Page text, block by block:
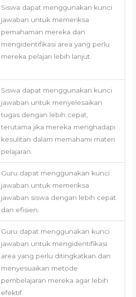
Siswa dapat menggunakan kunci
jawaban untuk memeriksa
pemahaman mereka dan
mengidentifikasi area yang perlu
mereka pelajari lebih lanjut.
Siswa dapat menggunakan kunci
jawaban untuk menyelesaikan
tugas dengan lebih cepat,
terutama jika mereka menghadapi
kesulitan dalam memahami materi
pelajaran.
Guru dapat menggunakan kunci
jawaban untuk memeriksa
jawaban siswa dengan lebih cepat
dan efisien.
Guru dapat menggunakan kunci
jawaban untuk mengidentifikasi
area yang perlu ditingkatkan dan
menyesuaikan metode
pembelajaran mereka agar lebih
efektif.